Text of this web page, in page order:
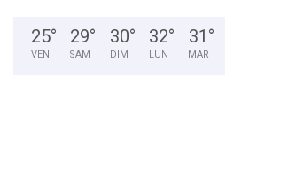
25°
VEN
29°
SAM
30°
DIM
32°
LUN
31 °
MAR